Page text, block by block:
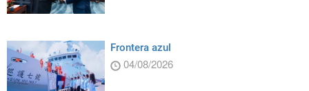
Frontera azul
04/08/2026